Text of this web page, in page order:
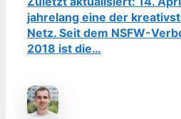
jahrelang eine der
Netz. Seit dem NSFW-
2018 ist die…